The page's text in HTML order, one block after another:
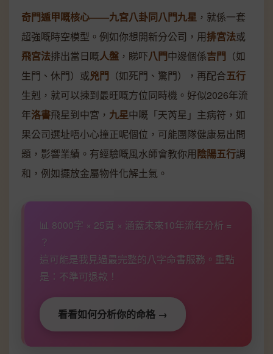
奇門遁甲嘅核心——九宮八卦同八門九星 ，就係一套
超強嘅時空模型。例如你想開新分公司，用排宮法或
飛宮法排出當日嘅人盤 ，睇吓八門中邊個係吉門 （如
生門、休門）或兇門 （如死門、驚門），再配合五行
生剋，就可以揀到最旺嘅方位同時機。好似2026年流
年洛書飛星到中宮， 九星中嘅「天芮星」主病符，如
果公司選址唔小心撞正呢個位，可能團隊健康易出問
題，影響業績。有經驗嘅風水師會教你用陰陽五行調
和，例如擺放金屬物件化解土氣。
📊 8000字 × 25頁 × 涵蓋未來10年流年分析 =
？
這可能是我見過最完整的八字命書服務。重點
是：不準可退款！
看看如何分析你的命格 →